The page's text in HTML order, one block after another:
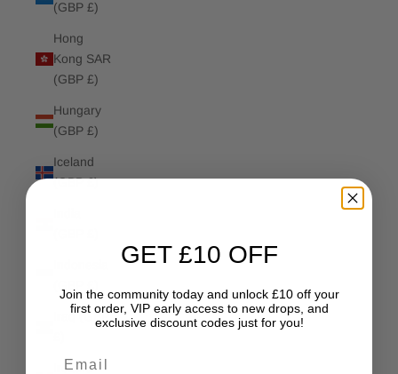
(GBP £)
Hong
Kong SAR
(GBP £)
Hungary
(GBP £)
Iceland
(GBP £)
Iraq (GBP
Ireland
GET £10 OFF
Join the community today and unlock £10 off your
first order, VIP early access to new drops, and
exclusive discount codes just for you!